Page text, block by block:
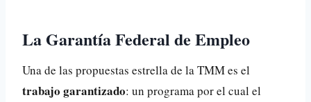
La Garantía Federal de Empleo
Una de las propuestas estrella de la TMM es el
trabajo garantizado: un programa por el cual el